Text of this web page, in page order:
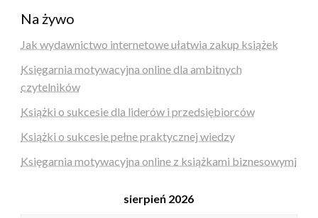
Na żywo
Jak wydawnictwo internetowe ułatwia zakup książek
Księgarnia motywacyjna online dla ambitnych
czytelników
Książki o sukcesie dla liderów i przedsiębiorców
Książki o sukcesie pełne praktycznej wiedzy
Księgarnia motywacyjna online z książkami biznesowymi
sierpień 2026